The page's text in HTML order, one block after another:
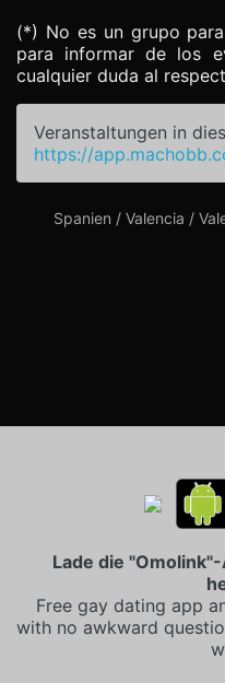
(*) No es un grupo
para informar de los
cualquier duda al
Veranstaltungen in
Spanien / Valencia /
Lade die
Free gay dating app
with no awkward